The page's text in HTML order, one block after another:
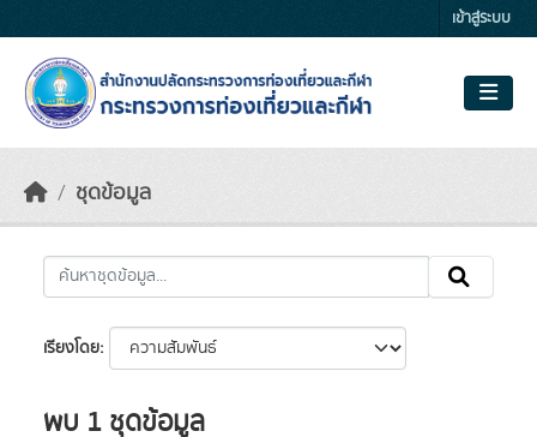
เข้าสู่ระบบ
ชุดข้อมูล
เรียงโดย
พบ 1 ชุดข้อมูล